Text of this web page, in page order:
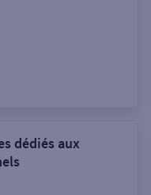
dédiés aux